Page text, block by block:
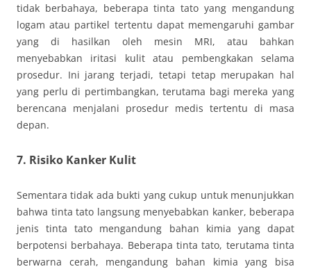
tidak berbahaya, beberapa tinta tato yang mengandung
logam atau partikel tertentu dapat memengaruhi gambar
yang di hasilkan oleh mesin MRI, atau bahkan
menyebabkan iritasi kulit atau pembengkakan selama
prosedur. Ini jarang terjadi, tetapi tetap merupakan hal
yang perlu di pertimbangkan, terutama bagi mereka yang
berencana menjalani prosedur medis tertentu di masa
depan.
7. Risiko Kanker Kulit
Sementara tidak ada bukti yang cukup untuk menunjukkan
bahwa tinta tato langsung menyebabkan kanker, beberapa
jenis tinta tato mengandung bahan kimia yang dapat
berpotensi berbahaya. Beberapa tinta tato, terutama tinta
berwarna cerah, mengandung bahan kimia yang bisa